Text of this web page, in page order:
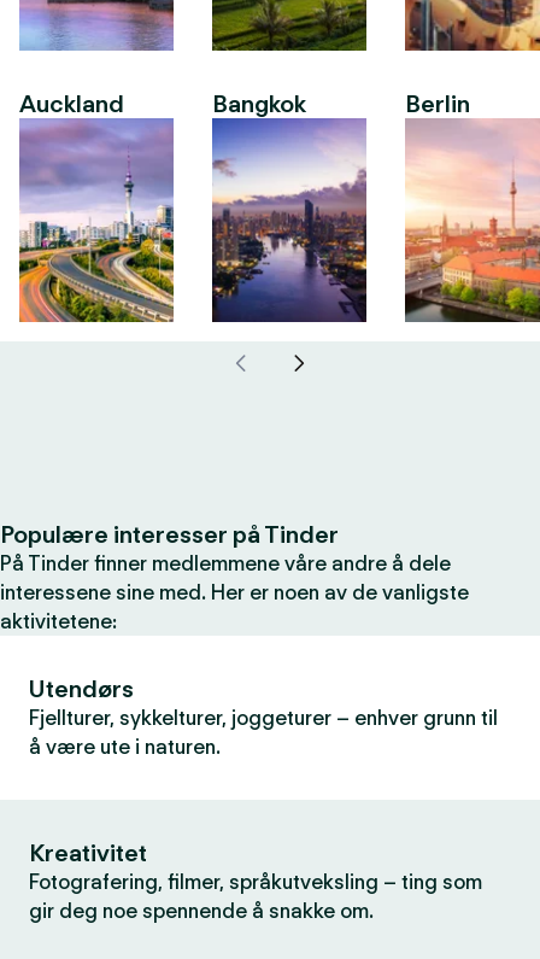
Auckland Bangkok Berlin
Populære interesser på Tinder
På Tinder finner medlemmene våre andre å dele
interessene sine med. Her er noen av de vanligste
aktivitetene:
Utendørs
Fjellturer, sykkelturer, joggeturer – enhver grunn til
å være ute i naturen.
Kreativitet
Fotografering, filmer, språkutveksling – ting som
gir deg noe spennende å snakke om.